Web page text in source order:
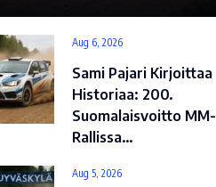
Aug 6, 2026
Sami Pajari Kirjoittaa
Historiaa: 200.
Suomalaisvoitto MM-
Rallissa…
Aug 5, 2026